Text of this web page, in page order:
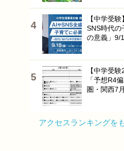
【中学受
SNS時代の
の意義」9/
【中学受
「予想R4
圏・関西7
アクセスランキングを